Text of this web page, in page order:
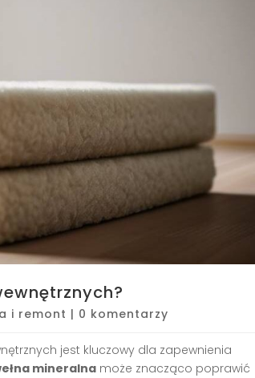
i remont | 0 komentarzy
jest kluczowy dla zapewnienia
mineralna może znacząco poprawić